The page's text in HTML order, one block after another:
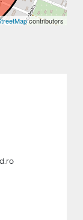
contributors